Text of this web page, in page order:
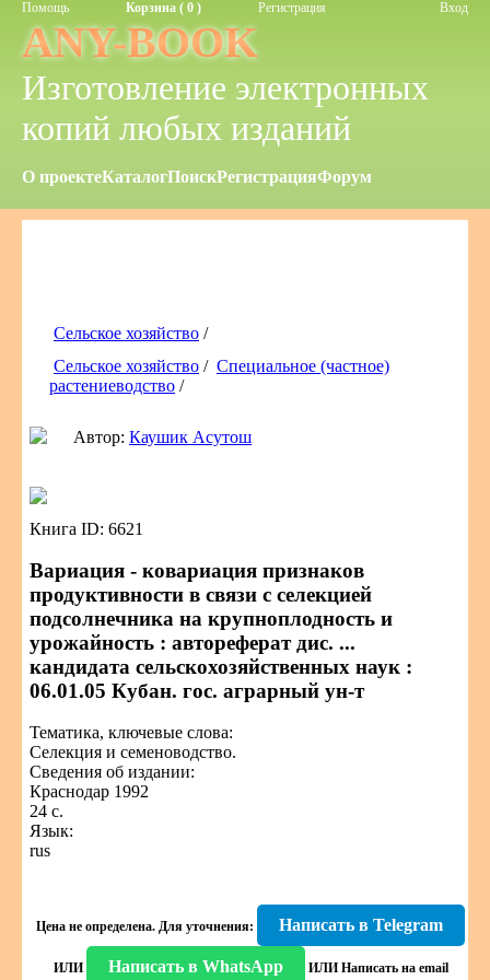
Помощь Корзина ( 0 ) Регистрация Вход
ANY-BOOK
Изготовление электронных
копий любых изданий
О проектеКаталогПоискРегистрацияФорум
Сельское хозяйство /
Сельское хозяйство / Специальное (частное)
растениеводство /
Автор: Каушик Асутош
Книга ID: 6621
Вариация - ковариация признаков
продуктивности в связи с селекцией
подсолнечника на крупноплодность и
урожайность : автореферат дис. ...
кандидата сельскохозяйственных наук :
06.01.05 Кубан. гос. аграрный ун-т
Тематика, ключевые слова:
Селекция и семеноводство.
Сведения об издании:
Краснодар 1992
24 с.
Язык:
rus
Цена не определена. Для уточнения: Написать в Telegram
ИЛИ Написать в WhatsApp ИЛИ Написать на email